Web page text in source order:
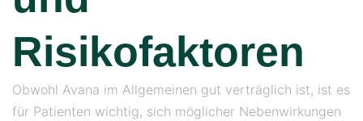
Risikofaktoren
Obwohl Avana im Allgemeinen gut verträglich ist, ist es
für Patienten wichtig, sich möglicher Nebenwirkungen